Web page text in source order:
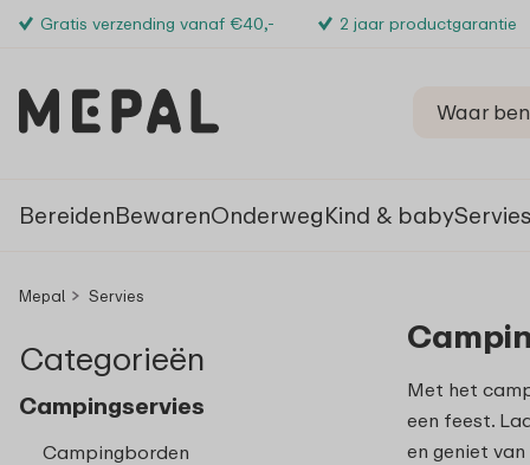
Gratis verzending vanaf €40,- 2 jaar productgarantie
BereidenBewarenOnderwegKind & babyServies
Mepal Servies
Categorieën
Campingservies
Campingborden
Met het
een feest.
en geniet